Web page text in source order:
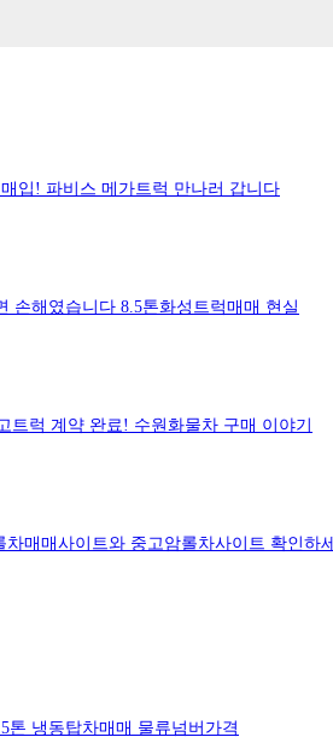
입! 파비스 메가트럭 만나러 갑니다
손해였습니다 8.5톤화성트럭매매 현실
트럭 계약 완료! 수원화물차 구매 이야기
차매매사이트와 중고암롤차사이트 확인하
톤 냉동탑차매매 물류넘버가격